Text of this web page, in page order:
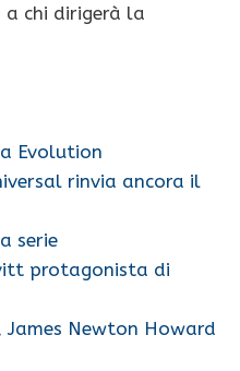
a chi dirigerà la
Evolution
rinvia ancora il
serie
protagonista di
James Newton Howard